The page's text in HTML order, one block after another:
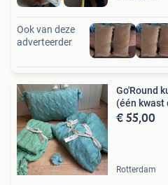
Ook van deze
adverteerder
Go'Round
(één kwast
€ 55,00
Rotterdam